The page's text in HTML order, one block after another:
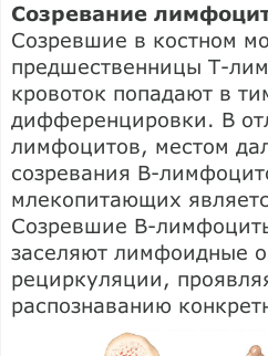
Созревание
Созревшие в костном
предшественницы Т-
кровоток попадают в
дифференцировки. В
лимфоцитов, местом
созревания В-
млекопитающих
Созревшие В-
заселяют лимфоидные
рециркуляции,
распознаванию